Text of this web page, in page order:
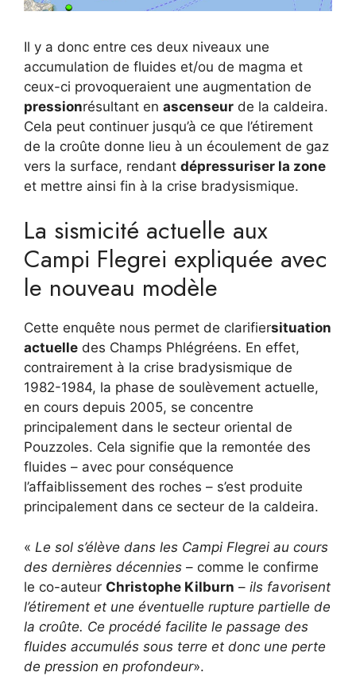
Il y a donc entre ces deux niveaux une
accumulation de fluides et/ou de magma et
ceux-ci provoqueraient une augmentation de
pressionrésultant en ascenseur de la caldeira.
Cela peut continuer jusqu’à ce que l’étirement
de la croûte donne lieu à un écoulement de gaz
vers la surface, rendant dépressuriser la zone
et mettre ainsi fin à la crise bradysismique.
La sismicité actuelle aux
Campi Flegrei expliquée avec
le nouveau modèle
Cette enquête nous permet de clarifiersituation
actuelle des Champs Phlégréens. En effet,
contrairement à la crise bradysismique de
1982-1984, la phase de soulèvement actuelle,
en cours depuis 2005, se concentre
principalement dans le secteur oriental de
Pouzzoles. Cela signifie que la remontée des
fluides – avec pour conséquence
l’affaiblissement des roches – s’est produite
principalement dans ce secteur de la caldeira.
« Le sol s’élève dans les Campi Flegrei au cours
des dernières décennies – comme le confirme
le co-auteur Christophe Kilburn – ils favorisent
l’étirement et une éventuelle rupture partielle de
la croûte. Ce procédé facilite le passage des
fluides accumulés sous terre et donc une perte
de pression en profondeur».